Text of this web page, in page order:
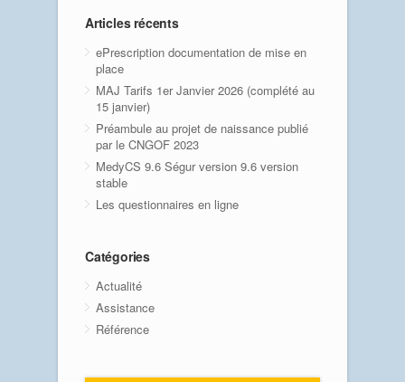
Articles récents
ePrescription documentation de mise en
place
MAJ Tarifs 1er Janvier 2026 (complété au
15 janvier)
Préambule au projet de naissance publié
par le CNGOF 2023
MedyCS 9.6 Ségur version 9.6 version
stable
Les questionnaires en ligne
Catégories
Actualité
Assistance
Référence